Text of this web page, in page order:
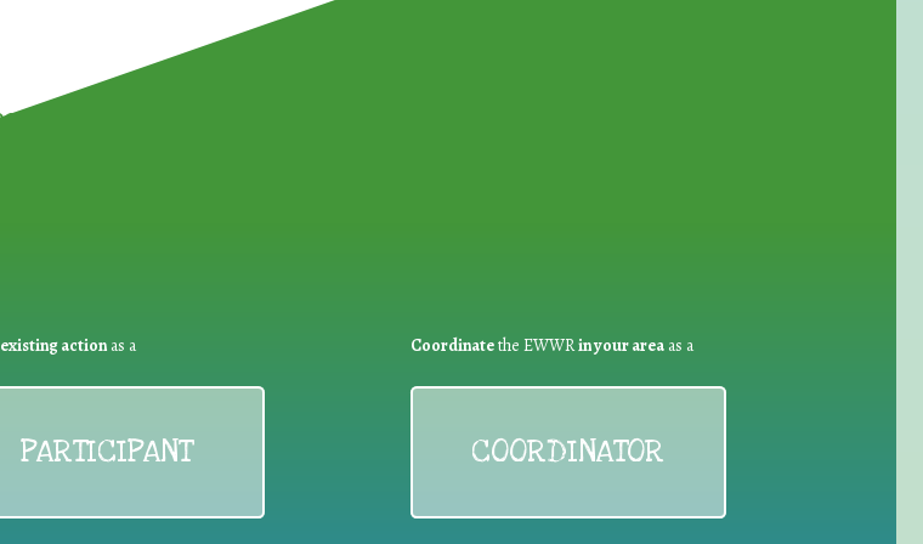
in the
existing actionas a
PARTICIPANT
Coordinatethe EWWRin your areaas a
COORDINATOR